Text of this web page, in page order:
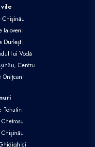
vile
Chișinău
Ialoveni
Durlești
lui Vodă
Centru
Onițcani
Tohatin